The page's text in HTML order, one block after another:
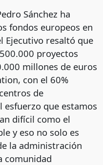
Sánchez ha
fondos europeos en
Ejecutivo resaltó que
proyectos
millones de euros
con el 60%
de
esfuerzo que estamos
difícil como el
y eso no solo es
la administración
comunidad